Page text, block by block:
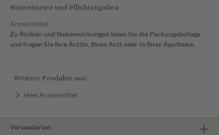
Hinweistexte und Pflichtangaben
Arzneimittel
Zu Risiken und Nebenwirkungen lesen Sie die Packungsbeilage
und fragen Sie Ihre Ärztin, Ihren Arzt oder in Ihrer Apotheke.
Weitere Produkte aus:
Heel Arzneimittel
Versandarten